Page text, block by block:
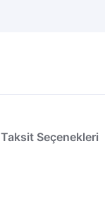
Taksit Seçenekleri